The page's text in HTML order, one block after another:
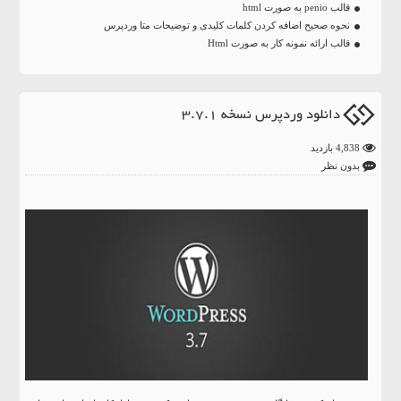
قالب penio به صورت html
نحوه صحیح اضافه کردن کلمات کلیدی و توضیحات متا وردپرس
قالب ارائه نمونه کار به صورت Html
دانلود وردپرس نسخه 3.7.1
بدون نظر